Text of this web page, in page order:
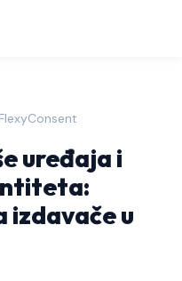
uređaja i
izdavače u